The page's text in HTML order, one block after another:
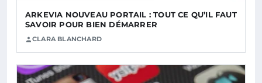
ARKEVIA NOUVEAU PORTAIL : TOUT CE QU’IL FAUT
SAVOIR POUR BIEN DÉMARRER
CLARA BLANCHARD